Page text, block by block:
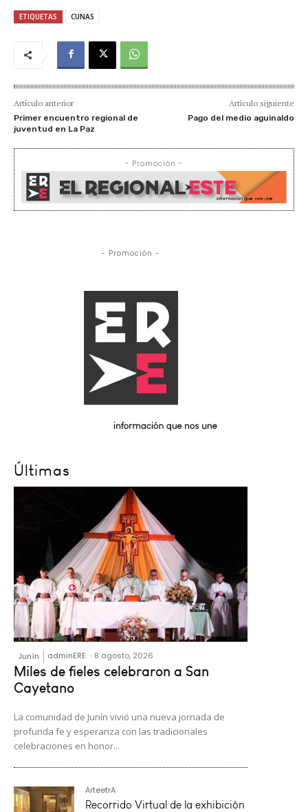
ETIQUETAS CUNAS
Artículo anterior
Primer encuentro regional de
juventud en La Paz
Artículo siguiente
Pago del medio aguinaldo
- Promoción -
- Promoción -
Últimas
Junín adminERE - 8 agosto, 2026
Miles de fieles celebraron a San
Cayetano
La comunidad de Junín vivió una nueva jornada de
profunda fe y esperanza con las tradicionales
celebraciones en honor...
ArteetrA
Recorrido Virtual de la exhibición